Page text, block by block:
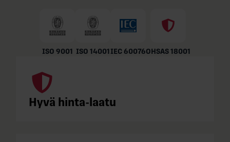
ISO 9001 ISO 14001IEC 60076OHSAS 18001
Hyvä hinta-laatu